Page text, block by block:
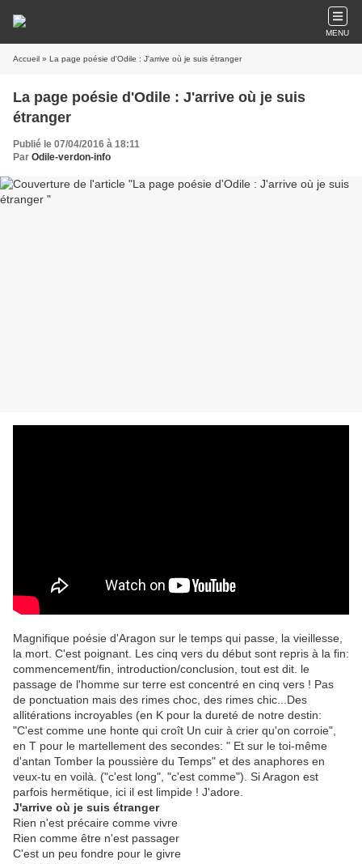
MENU
Accueil » La page poésie d'Odile : J'arrive où je suis étranger
La page poésie d'Odile : J'arrive où je suis
étranger
Publié le 07/04/2016 à 18:11
Par Odile-verdon-info
Magnifique poésie d'Aragon sur le temps qui passe, la vieillesse,
la mort. C'est poignant. Les cinq vers du début sont repris à la fin:
commencement/fin, introduction/conclusion, tout est dit. le
passage de l'homme sur terre est concentré en cinq vers ! Pas
de ponctuation mais des rimes choc, des rimes chic...Des
allitérations incroyables (en K pour la dureté de notre destin:
"C'est comme une honte qui croît Un cuir à crier qu'on corroie",
en T pour le martellement des secondes: " Et sur le toi-même
d'antan Tomber la poussière du Temps" et des anaphores en
veux-tu en voilà. ("c'est long", "c'est comme"). Si Aragon est
parfois hermétique, ici il est limpide ! J'adore.
J'arrive où je suis étranger
Rien n'est précaire comme vivre
Rien comme être n'est passager
C'est un peu fondre pour le givre